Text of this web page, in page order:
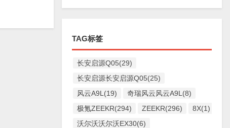
TAG标签
长安启源Q05(29)
长安启源长安启源Q05(25)
风云A9L(19)
奇瑞风云风云A9L(8)
极氪ZEEKR(294)
ZEEKR(296)
8X(1)
沃尔沃沃尔沃EX30(6)